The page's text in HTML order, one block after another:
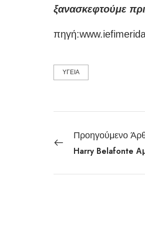
ξανασκεφτούμε
ΥΓΕΙΑ
Προηγούμενο